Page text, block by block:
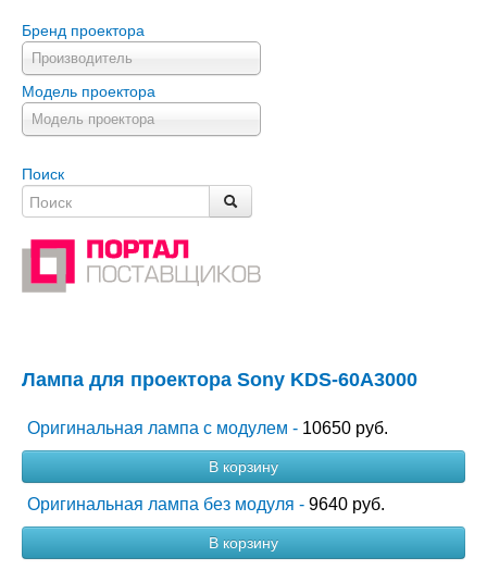
Бренд проектора
Производитель
Модель проектора
Модель проектора
Поиск
Лампа для проектора Sony KDS-60A3000
Оригинальная лампа с модулем - 10650 руб.
В корзину
Оригинальная лампа без модуля - 9640 руб.
В корзину